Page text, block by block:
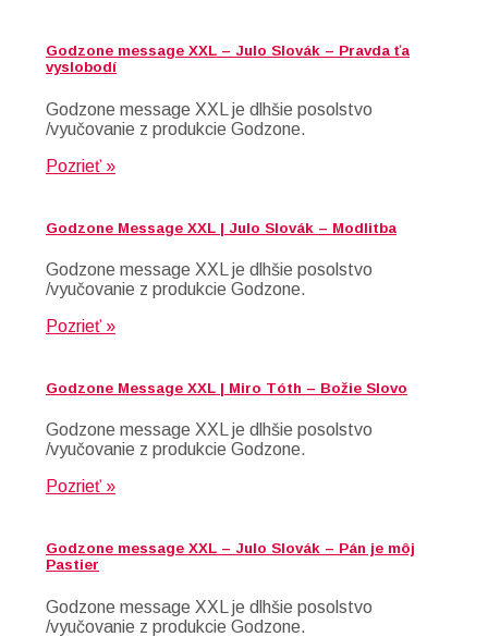
Godzone message XXL – Julo Slovák – Pravda ťa
vyslobodí
Godzone message XXL je dlhšie posolstvo
/vyučovanie z produkcie Godzone.
Pozrieť »
Godzone Message XXL | Julo Slovák – Modlitba
Godzone message XXL je dlhšie posolstvo
/vyučovanie z produkcie Godzone.
Pozrieť »
Godzone Message XXL | Miro Tóth – Božie Slovo
Godzone message XXL je dlhšie posolstvo
/vyučovanie z produkcie Godzone.
Pozrieť »
Godzone message XXL – Julo Slovák – Pán je môj
Pastier
Godzone message XXL je dlhšie posolstvo
/vyučovanie z produkcie Godzone.